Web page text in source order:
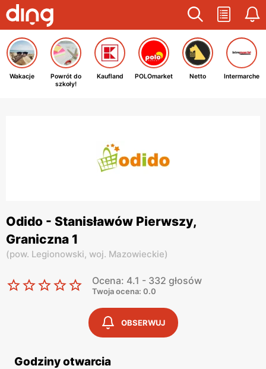
Wakacje
Powrót do
szkoły!
Kaufland POLOmarket Netto Intermarche
Odido - Stanisławów Pierwszy,
Graniczna 1
(pow. Legionowski, woj. Mazowieckie)
Ocena: 4.1 - 332 głosów
Twoja ocena: 0.0
OBSERWUJ
Godziny otwarcia